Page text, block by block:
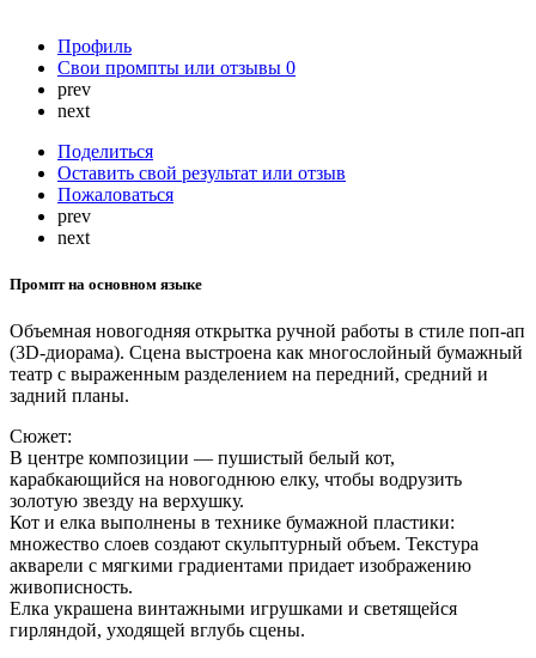
Профиль
Свои промпты или отзывы 0
prev
next
Поделиться
Оставить свой результат или отзыв
Пожаловаться
prev
next
Промпт на основном языке
Объемная новогодняя открытка ручной работы в стиле поп-ап
(3D-диорама). Сцена выстроена как многослойный бумажный
театр с выраженным разделением на передний, средний и
задний планы.
Сюжет:
В центре композиции — пушистый белый кот,
карабкающийся на новогоднюю елку, чтобы водрузить
золотую звезду на верхушку.
Кот и елка выполнены в технике бумажной пластики:
множество слоев создают скульптурный объем. Текстура
акварели с мягкими градиентами придает изображению
живописность.
Елка украшена винтажными игрушками и светящейся
гирляндой, уходящей вглубь сцены.